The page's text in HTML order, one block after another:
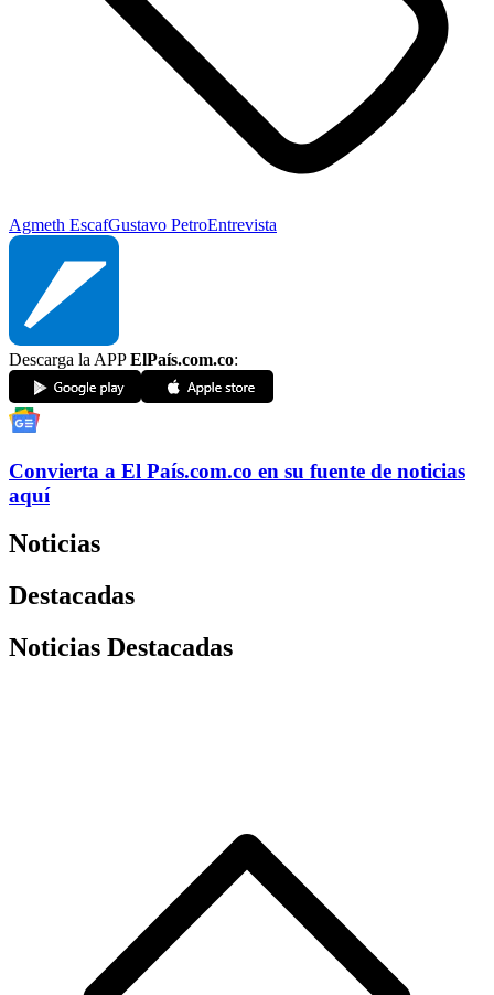
Agmeth EscafGustavo PetroEntrevista
Descarga la APPElPaís.com.co:
Convierta a El País.com.co en su fuente de noticias
aquí
Noticias
Destacadas
Noticias Destacadas